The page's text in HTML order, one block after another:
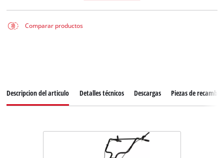
Comparar productos
Descripcion del articulo Detalles técnicos Descargas Piezas de recambio